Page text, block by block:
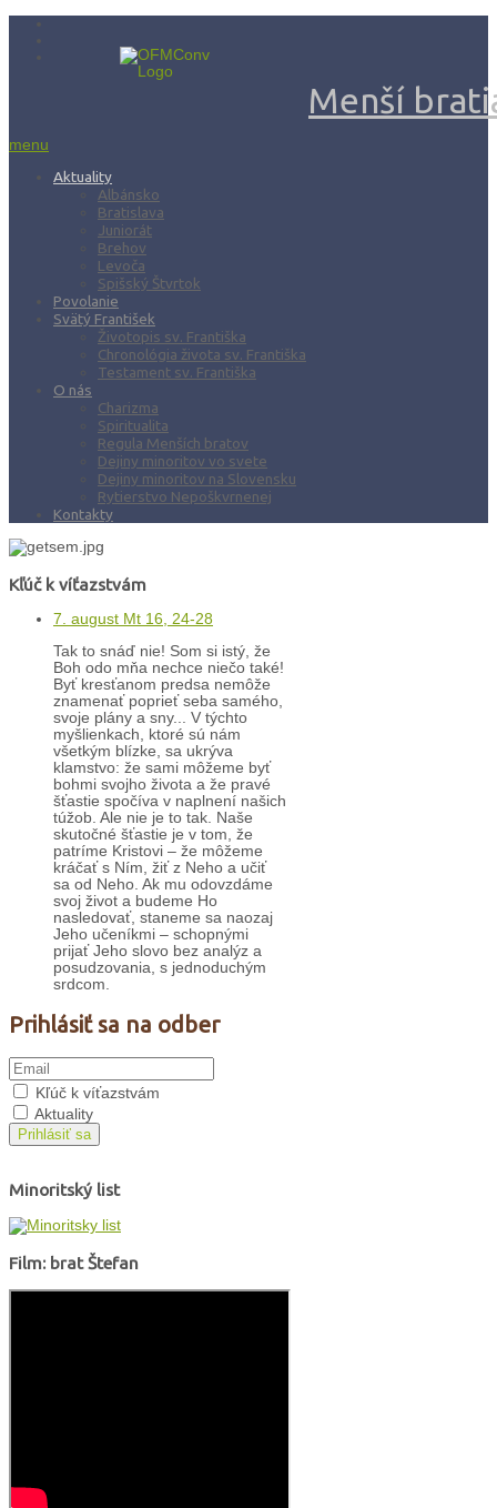
Menší
menu
Aktuality
Albánsko
Bratislava
Juniorát
Brehov
Levoča
Spišský Štvrtok
Povolanie
Svätý František
Životopis sv. Františka
Chronológia života sv. Františka
Testament sv. Františka
O nás
Charizma
Spiritualita
Regula Menších bratov
Dejiny minoritov vo svete
Dejiny minoritov na Slovensku
Rytierstvo Nepoškvrnenej
Kontakty
Kľúč k víťazstvám
7. august Mt 16, 24-28
Tak to snáď nie! Som si istý, že
Boh odo mňa nechce niečo také!
Byť kresťanom predsa nemôže
znamenať poprieť seba samého,
svoje plány a sny... V týchto
myšlienkach, ktoré sú nám
všetkým blízke, sa ukrýva
klamstvo: že sami môžeme byť
bohmi svojho života a že pravé
šťastie spočíva v naplnení našich
túžob. Ale nie je to tak. Naše
skutočné šťastie je v tom, že
patríme Kristovi – že môžeme
kráčať s Ním, žiť z Neho a učiť
sa od Neho. Ak mu odovzdáme
svoj život a budeme Ho
nasledovať, staneme sa naozaj
Jeho učeníkmi – schopnými
prijať Jeho slovo bez analýz a
posudzovania, s jednoduchým
srdcom.
Prihlásiť sa na odber
Kľúč k víťazstvám
Aktuality
Prihlásiť sa
Minoritský list
Film: brat Štefan